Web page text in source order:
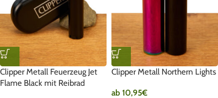
Clipper Metall Feuerzeug Jet
Flame Black mit Reibrad
Clipper Metall Northern Lights
ab 10,95€